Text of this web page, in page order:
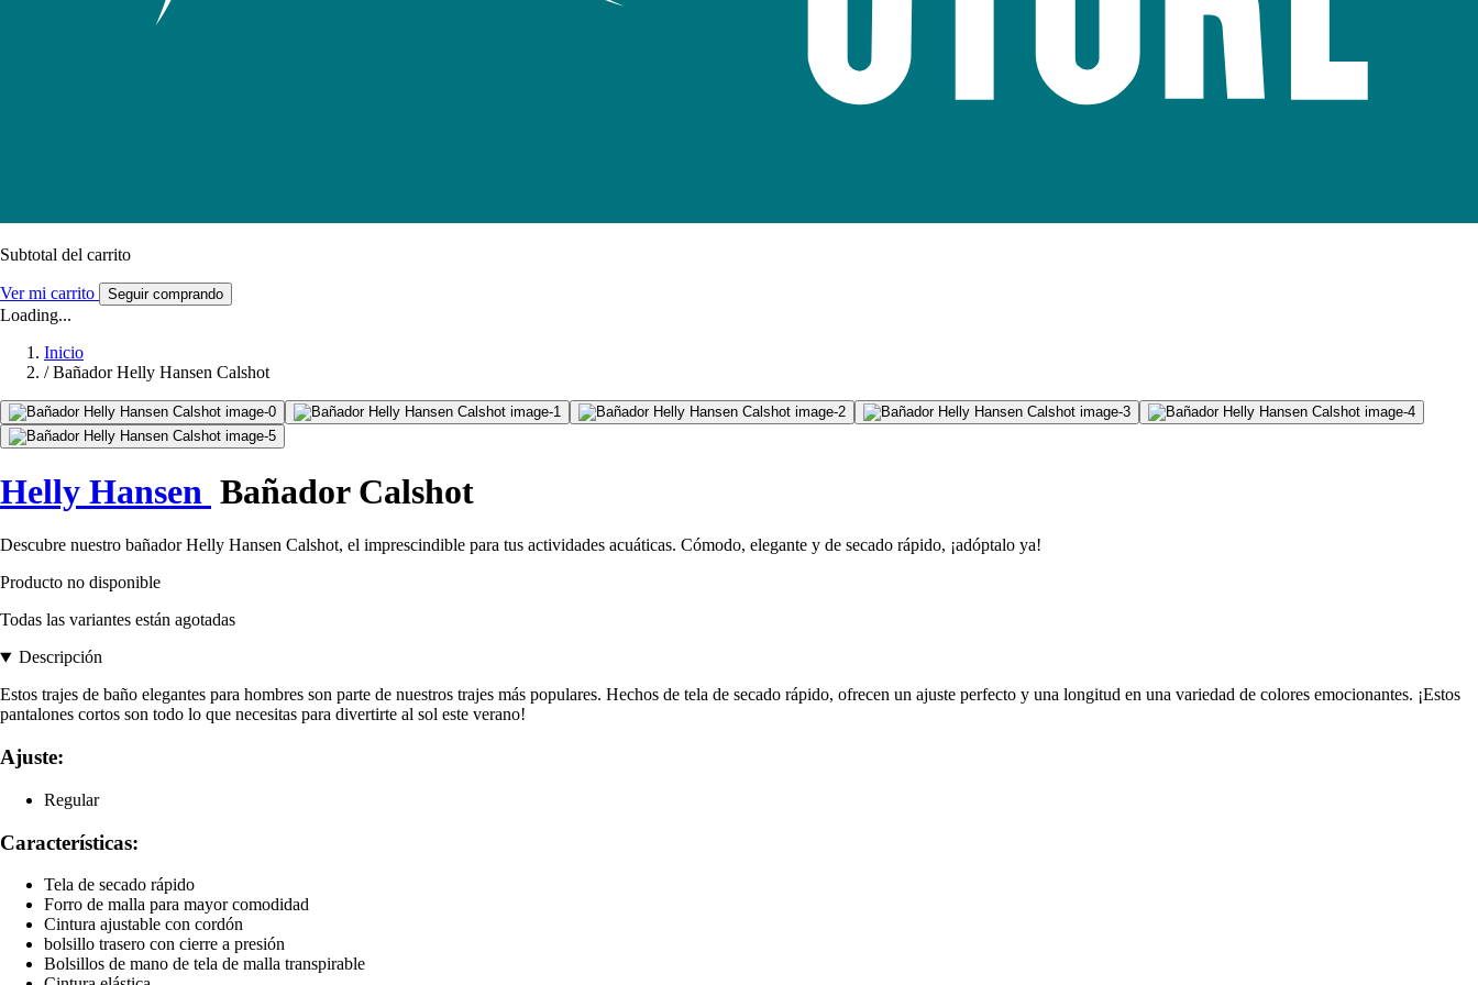
Subtotal del carrito
Ver mi carrito Seguir comprando
Loading...
Inicio
/ Bañador Helly Hansen Calshot
Helly Hansen Bañador Calshot
Descubre nuestro bañador Helly Hansen Calshot, el imprescindible para tus actividades acuáticas. Cómodo, elegante y de secado rápido, ¡adóptalo ya!
Producto no disponible
Todas las variantes están agotadas
Descripción
Estos trajes de baño elegantes para hombres son parte de nuestros trajes más populares. Hechos de tela de secado rápido, ofrecen un ajuste perfecto y una longitud en una variedad de colores emocionantes. ¡Estos
pantalones cortos son todo lo que necesitas para divertirte al sol este verano!
Ajuste:
Regular
Características:
Tela de secado rápido
Forro de malla para mayor comodidad
Cintura ajustable con cordón
bolsillo trasero con cierre a presión
Bolsillos de mano de tela de malla transpirable